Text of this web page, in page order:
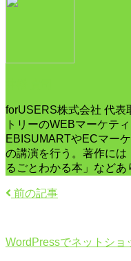
forUSERS株式会社 代表
トリーのWEBマーケテ
EBISUMARTやECマー
の講演を行う。著作には
るごとわかる本」などあ
前の記事
WordPressでネットショ